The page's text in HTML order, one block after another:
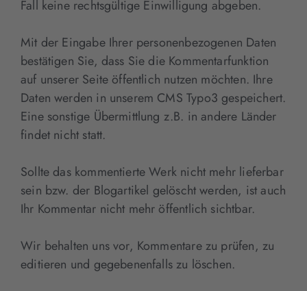
Fall keine rechtsgültige Einwilligung abgeben.
Mit der Eingabe Ihrer personenbezogenen Daten
bestätigen Sie, dass Sie die Kommentarfunktion
auf unserer Seite öffentlich nutzen möchten. Ihre
Daten werden in unserem CMS Typo3 gespeichert.
Eine sonstige Übermittlung z.B. in andere Länder
findet nicht statt.
Sollte das kommentierte Werk nicht mehr lieferbar
sein bzw. der Blogartikel gelöscht werden, ist auch
Ihr Kommentar nicht mehr öffentlich sichtbar.
Wir behalten uns vor, Kommentare zu prüfen, zu
editieren und gegebenenfalls zu löschen.